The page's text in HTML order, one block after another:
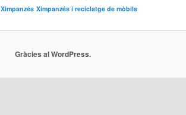
Ximpanzés Ximpanzés i reciclatge de mòbils
Gràcies al WordPress.